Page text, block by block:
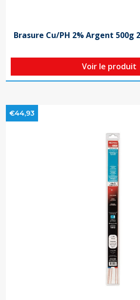
Brasure Cu/PH 2% Argent 500g
Voir le produit
€44,93